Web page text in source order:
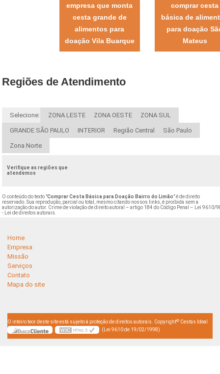
empresa que monta
cesta grande de
alimentos para
doação Vila Buarque
comprar cesta
básica de
para doação
Mateus
Regiões de Atendimento
Selecione: ZONA LESTE ZONA OESTE ZONA SUL
GRANDE SÃO PAULO INTERIOR Região Central São Paulo
Zona Norte
Verifique as regiões que
atendemos
O conteúdo do texto "Comprar Cesta Básica para Doação Bairro do Limão" é de direito
reservado. Sua reprodução, parcial ou total, mesmo citando nossos links, é proibida sem a
autorização do autor. Crime de violação de direito autoral – artigo 184 do Código Penal –
Lei 9610/
- Lei de direitos autorais
Home
Empresa
Missão
Serviços
Contato
Mapa do site
O inteiro teor deste site está sujeito à proteção de direitos autorais. Copyright© Cestas Ideal
(Lei 9610 de 19/02/1998)